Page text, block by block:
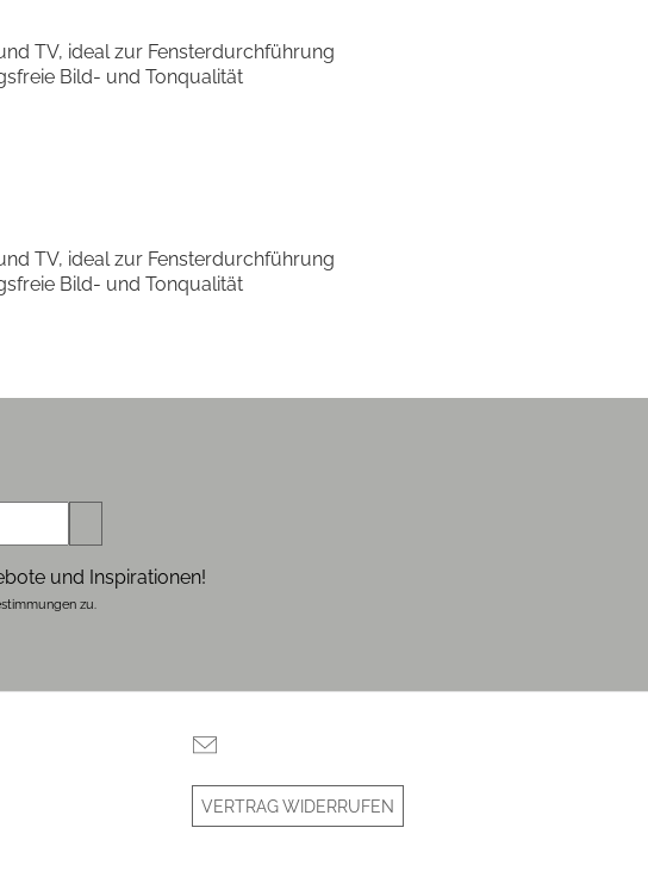
TV, ideal zur Fensterdurchführung
Bild- und Tonqualität
TV, ideal zur Fensterdurchführung
Bild- und Tonqualität
und Inspirationen!
zu.
VERTRAG WIDERRUFEN